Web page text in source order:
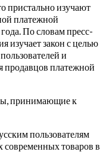
пристально изучают
платежной
По словам пресс-
изучает закон с целью
и
продавцов платежной
принимающие к
пользователям
современных товаров в